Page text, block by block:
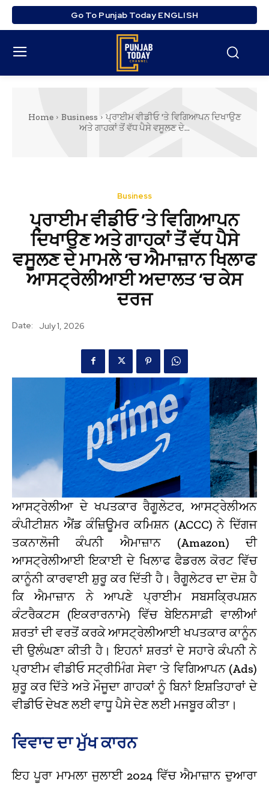
Go To Punjab Today ENGLISH
Home Business
ਪ੍ਰਾਈਮ ਵੀਡੀਓ 'ਤੇ ਵਿਗਿਆਪਨ ਦਿਖਾਉਣ
ਅਤੇ ਗਾਹਕਾਂ ਤੋਂ ਵੱਧ ਪੈਸੇ ਵਸੂਲਣ ਦੇ...
Business
ਪ੍ਰਾਈਮ ਵੀਡੀਓ ‘ਤੇ ਵਿਗਿਆਪਨ
ਦਿਖਾਉਣ ਅਤੇ ਗਾਹਕਾਂ ਤੋਂ ਵੱਧ ਪੈਸੇ
ਵਸੂਲਣ ਦੇ ਮਾਮਲੇ ‘ਚ ਐਮਾਜ਼ਾਨ ਖਿਲਾਫ
ਆਸਟ੍ਰੇਲੀਆਈ ਅਦਾਲਤ ‘ਚ ਕੇਸ
ਦਰਜ
Date: July 1, 2026
ਆਸਟ੍ਰੇਲੀਆ ਦੇ ਖਪਤਕਾਰ ਰੈਗੂਲੇਟਰ, ਆਸਟ੍ਰੇਲੀਅਨ
ਕੰਪੀਟੀਸ਼ਨ ਐਂਡ ਕੰਜ਼ਿਊਮਰ ਕਮਿਸ਼ਨ (ACCC) ਨੇ ਦਿੱਗਜ
ਤਕਨਾਲੋਜੀ ਕੰਪਨੀ ਐਮਾਜ਼ਾਨ (Amazon) ਦੀ
ਆਸਟ੍ਰੇਲੀਆਈ ਇਕਾਈ ਦੇ ਖਿਲਾਫ ਫੈਡਰਲ ਕੋਰਟ ਵਿੱਚ
ਕਾਨੂੰਨੀ ਕਾਰਵਾਈ ਸ਼ੁਰੂ ਕਰ ਦਿੱਤੀ ਹੈ। ਰੈਗੂਲੇਟਰ ਦਾ ਦੋਸ਼ ਹੈ
ਕਿ ਐਮਾਜ਼ਾਨ ਨੇ ਆਪਣੇ ਪ੍ਰਾਈਮ ਸਬਸਕ੍ਰਿਪਸ਼ਨ
ਕੰਟਰੈਕਟਸ (ਇਕਰਾਰਨਾਮੇ) ਵਿੱਚ ਬੇਇਨਸਾਫ਼ੀ ਵਾਲੀਆਂ
ਸ਼ਰਤਾਂ ਦੀ ਵਰਤੋਂ ਕਰਕੇ ਆਸਟ੍ਰੇਲੀਆਈ ਖਪਤਕਾਰ ਕਾਨੂੰਨ
ਦੀ ਉਲੰਘਣਾ ਕੀਤੀ ਹੈ। ਇਹਨਾਂ ਸ਼ਰਤਾਂ ਦੇ ਸਹਾਰੇ ਕੰਪਨੀ ਨੇ
ਪ੍ਰਾਈਮ ਵੀਡੀਓ ਸਟ੍ਰੀਮਿੰਗ ਸੇਵਾ ‘ਤੇ ਵਿਗਿਆਪਨ (Ads)
ਸ਼ੁਰੂ ਕਰ ਦਿੱਤੇ ਅਤੇ ਮੌਜੂਦਾ ਗਾਹਕਾਂ ਨੂੰ ਬਿਨਾਂ ਇਸ਼ਤਿਹਾਰਾਂ ਦੇ
ਵੀਡੀਓ ਦੇਖਣ ਲਈ ਵਾਧੂ ਪੈਸੇ ਦੇਣ ਲਈ ਮਜਬੂਰ ਕੀਤਾ।
ਵਿਵਾਦ ਦਾ ਮੁੱਖ ਕਾਰਨ
ਇਹ ਪੂਰਾ ਮਾਮਲਾ ਜੁਲਾਈ 2024 ਵਿੱਚ ਐਮਾਜ਼ਾਨ ਦੁਆਰਾ